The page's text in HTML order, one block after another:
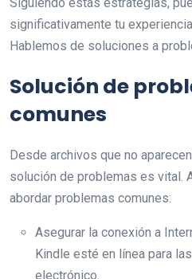
significativamente tu
Hablemos de soluciones a
Solución de
comunes
Desde archivos que no
solución de problemas es vital.
abordar problemas comunes:
Asegurar la conexión a
Kindle esté en línea para
electrónico.